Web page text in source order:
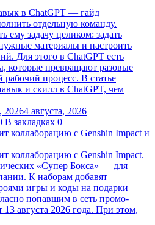
в ChatGPT — гайд
отдельную команду.
задачу целиком: задать
материалы и настроить
Для этого в ChatGPT есть
которые превращают разовые
процесс. В статье
и скилл в ChatGPT, чем
20264 августа, 2026
В закладках 0
коллаборацию с Genshin Impact и
коллаборацию с Genshin Impact.
«Супер Бокса» — для
К наборам добавят
игры и коды на подарки
попавшим в сеть промо-
13 августа 2026 года. При этом,